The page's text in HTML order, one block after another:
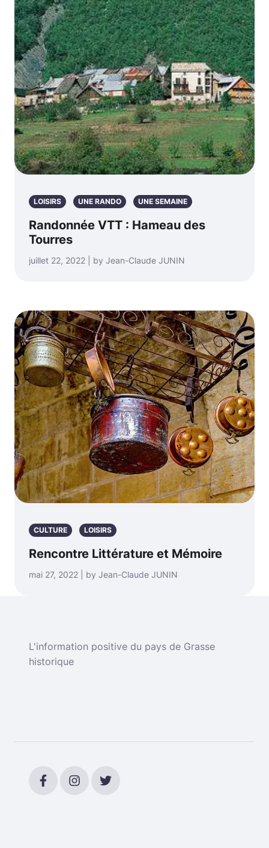
LOISIRS UNE RANDO UNE SEMAINE
Randonnée VTT : Hameau des
Tourres
juillet 22, 2022 | by Jean-Claude JUNIN
CULTURE LOISIRS
Rencontre Littérature et Mémoire
mai 27, 2022 | by Jean-Claude JUNIN
L'information positive du pays de Grasse
historique